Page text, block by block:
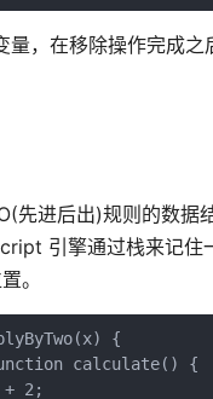
量，在移除操作完成之
先进后出)规则的数据
引擎通过栈来记住
。
{
calculate() {
+ 2;